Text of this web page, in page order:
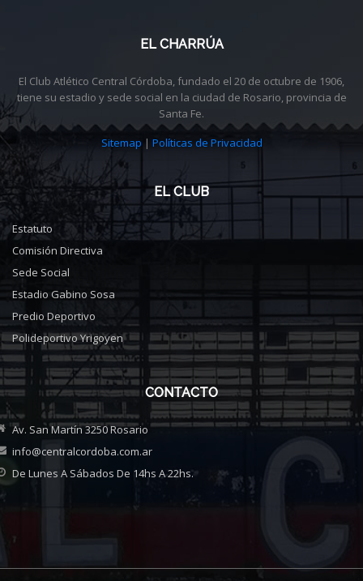
EL CHARRÚA
El Club Atlético Central Córdoba, fundado el 20 de octubre de 1906,
tiene su estadio y sede social en la ciudad de Rosario, provincia de
Santa Fe.
Sitemap | Políticas de Privacidad
EL CLUB
Estatuto
Comisión Directiva
Sede Social
Estadio Gabino Sosa
Predio Deportivo
Polideportivo Yrigoyen
CONTACTO
Av. San Martín 3250 Rosario
info@centralcordoba.com.ar
De Lunes A Sábados De 14hs A 22hs.